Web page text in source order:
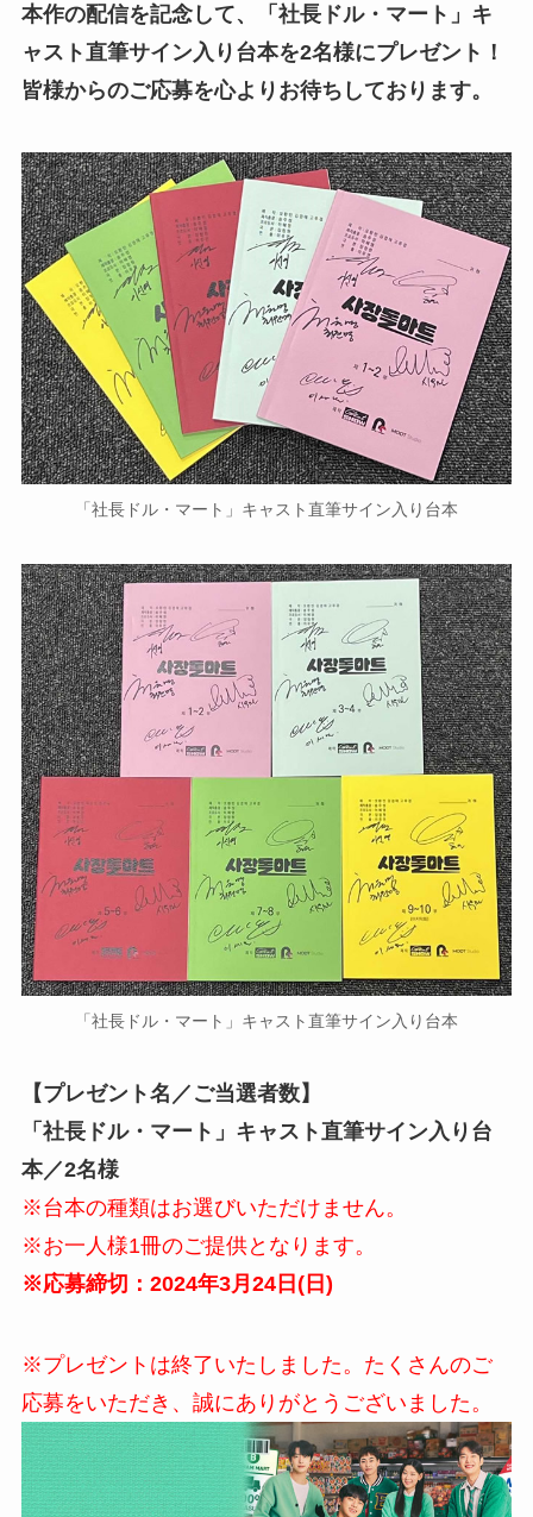
本作の配信を記念して、「社長ドル・マート」キ
ャスト直筆サイン入り台本を2名様にプレゼント！
皆様からのご応募を心よりお待ちしております。
「社長ドル・マート」キャスト直筆サイン入り台本
「社長ドル・マート」キャスト直筆サイン入り台本
【プレゼント名／ご当選者数】
「社長ドル・マート」 キャスト直筆サイン入り 台
本／2名様
※台本の種類はお選びいただけません。
※お一人様1冊のご提供となります。
※応募締切：2024年3月24日(日)
※プレゼントは終了いたしました。たくさんのご
応募をいただき、誠にありがとうございました。